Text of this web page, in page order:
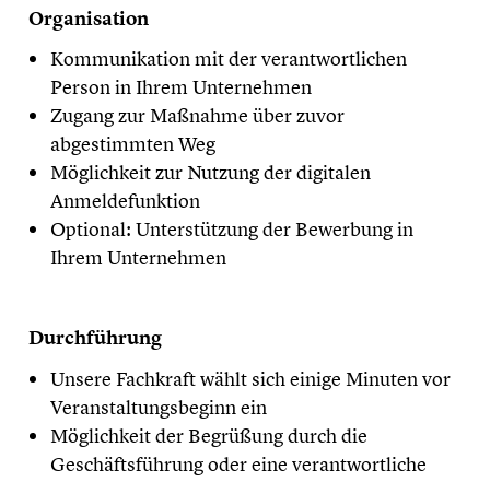
Organisation
Kommunikation mit der verantwortlichen
Person in Ihrem Unternehmen
Zugang zur Maßnahme über zuvor
abgestimmten Weg
Möglichkeit zur Nutzung der digitalen
Anmeldefunktion
Optional: Unterstützung der Bewerbung in
Ihrem Unternehmen
Durchführung
Unsere Fachkraft wählt sich einige Minuten vor
Veranstaltungsbeginn ein
Möglichkeit der Begrüßung durch die
Geschäftsführung oder eine verantwortliche